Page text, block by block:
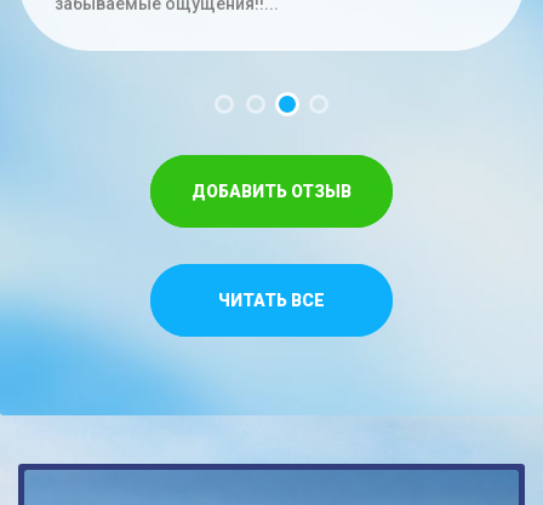
час. Меньше на троих времени не...
забываемые ощущения!!...
Спасибо,что относитесь как к своим...
ДОБАВИТЬ ОТЗЫВ
ЧИТАТЬ ВСЕ